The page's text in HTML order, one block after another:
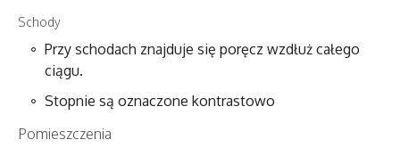
Schody
Przy schodach znajduje się poręcz wzdłuż całego
ciągu.
Stopnie są oznaczone kontrastowo
Pomieszczenia